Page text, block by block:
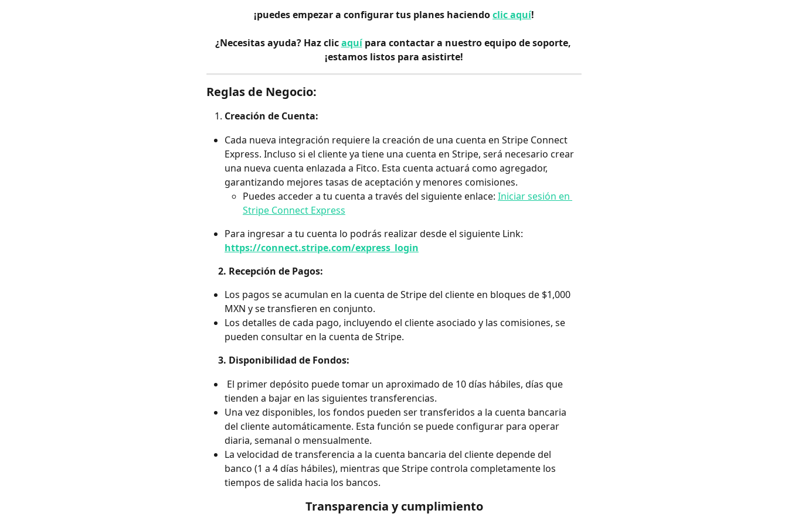
¡puedes empezar a configurar tus planes haciendo clic aquí!
¿Necesitas ayuda? Haz clic aquí para contactar a nuestro equipo de soporte,
¡estamos listos para asistirte!
Reglas de Negocio:
Creación de Cuenta:
Cada nueva integración requiere la creación de una cuenta en Stripe Connect
Express. Incluso si el cliente ya tiene una cuenta en Stripe, será necesario crear
una nueva cuenta enlazada a Fitco. Esta cuenta actuará como agregador,
garantizando mejores tasas de aceptación y menores comisiones.
Puedes acceder a tu cuenta a través del siguiente enlace: Iniciar sesión en
Stripe Connect Express
Para ingresar a tu cuenta lo podrás realizar desde el siguiente Link:
https://connect.stripe.com/express_login
     2. Recepción de Pagos:
Los pagos se acumulan en la cuenta de Stripe del cliente en bloques de $1,000
MXN y se transfieren en conjunto.
Los detalles de cada pago, incluyendo el cliente asociado y las comisiones, se
pueden consultar en la cuenta de Stripe.
     3. Disponibilidad de Fondos:
tienden a bajar en las siguientes transferencias.
Una vez disponibles, los fondos pueden ser transferidos a la cuenta bancaria
del cliente automáticamente. Esta función se puede configurar para operar
diaria, semanal o mensualmente.
La velocidad de transferencia a la cuenta bancaria del cliente depende del
banco (1 a 4 días hábiles), mientras que Stripe controla completamente los
tiempos de salida hacia los bancos.
Transparencia y cumplimiento